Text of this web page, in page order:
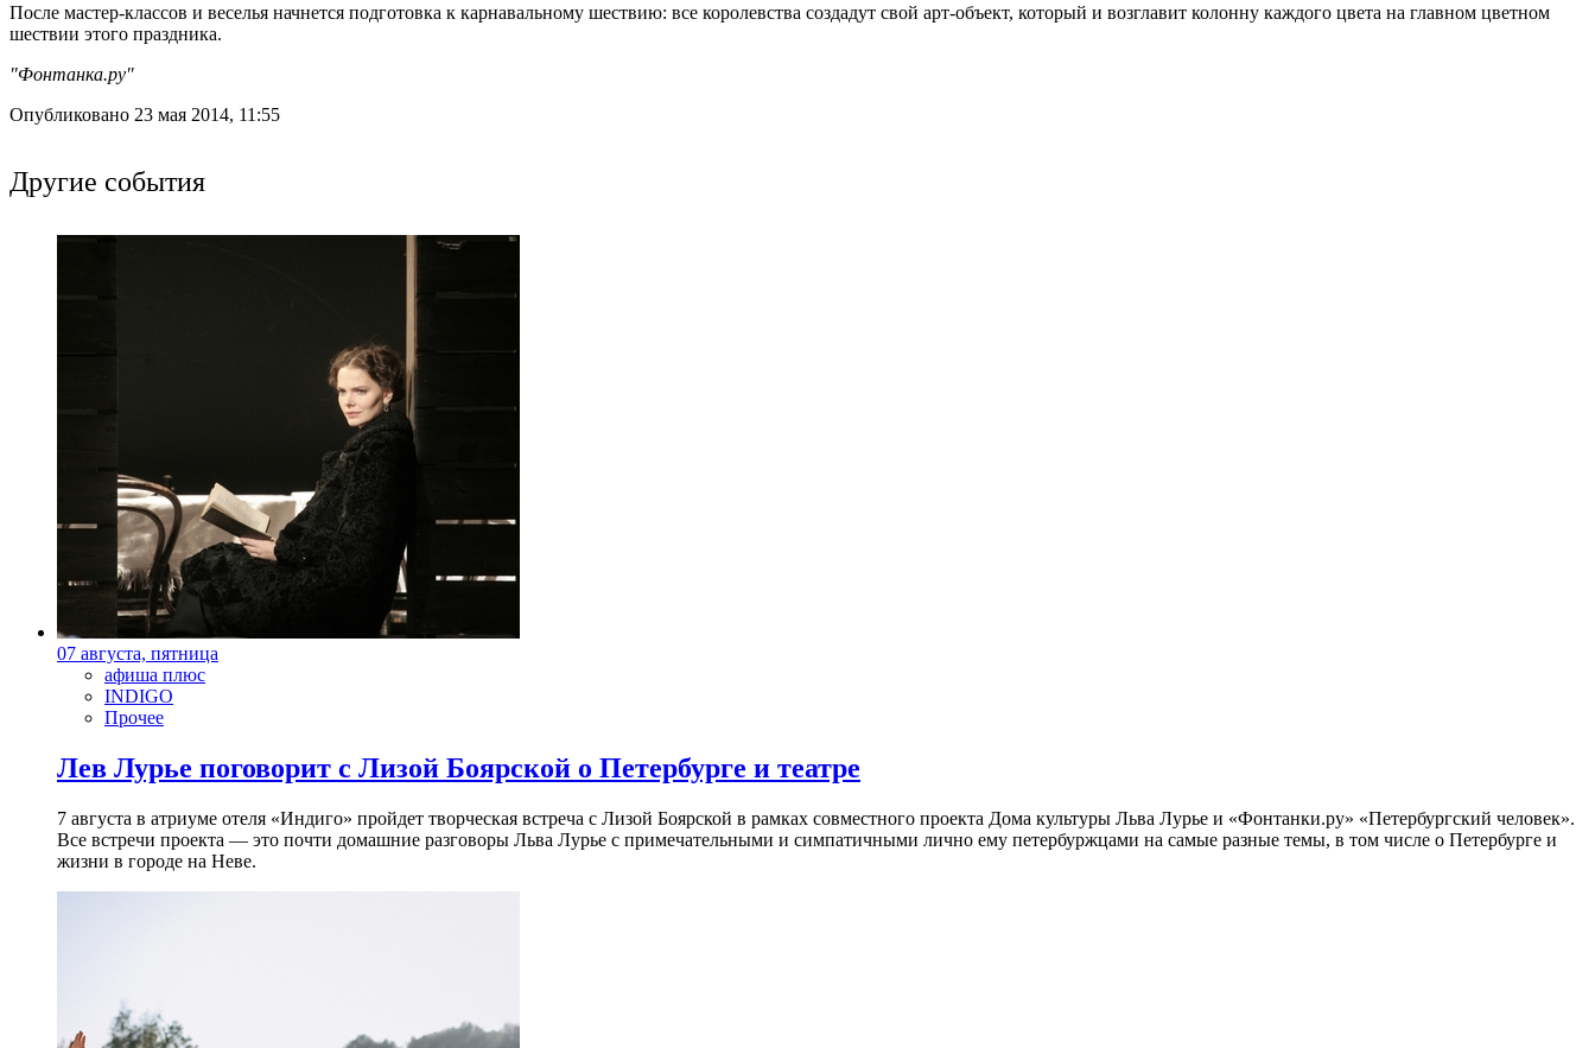
После мастер-классов и веселья начнется подготовка к карнавальному шествию: все королевства создадут свой арт-объект, который и возглавит колонну каждого цвета на главном цветном
шествии этого праздника.
"Фонтанка.ру"
Опубликовано 23 мая 2014, 11:55
Другие события
07 августа, пятница
афиша плюс
INDIGO
Прочее
Лев Лурье поговорит с Лизой Боярской о Петербурге и театре
7 августа в атриуме отеля «Индиго» пройдет творческая встреча с Лизой Боярской в рамках совместного проекта Дома культуры Льва Лурье и «Фонтанки.ру» «Петербургский человек».
Все встречи проекта — это почти домашние разговоры Льва Лурье с примечательными и симпатичными лично ему петербуржцами на самые разные темы, в том числе о Петербурге и
жизни в городе на Неве.